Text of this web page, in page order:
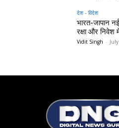
देश - विदेश
भारत-जापान
रक्षा और निवेश
Vidit Singh -